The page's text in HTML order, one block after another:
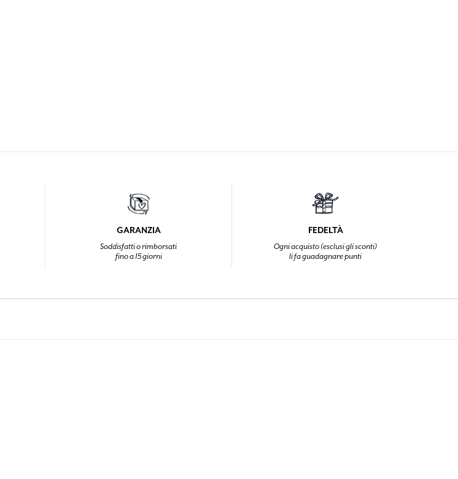
GARANZIA
Soddisfatti o rimborsati
fino a 15 giorni
FEDELTÀ
Ogni acquisto (esclusi gli sconti)
li fa guadagnare punti